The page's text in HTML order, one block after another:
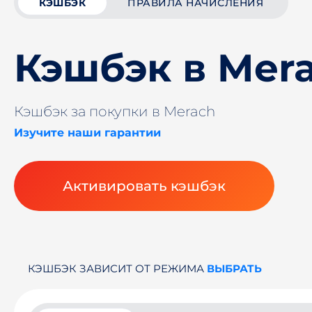
КЭШБЭК ПРАВИЛА НАЧИСЛЕНИЯ
Кэшбэк в
Кэшбэк за покупки в Merach
Изучите наши гарантии
Активировать кэшбэк
КЭШБЭК ЗАВИСИТ ОТ РЕЖИМА ВЫБРАТЬ